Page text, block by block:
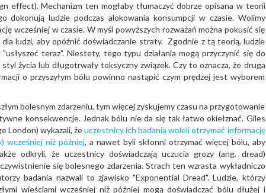
effect). Mechanizm ten mogłaby tłumaczyć dobrze opisana w teorii
dokonują ludzie podczas alokowania konsumpcji w czasie. Wolimy
wcześniej w czasie. W myśl powyższych rozważań można pokusić się
ludzi, aby opóźnić doświadczanie straty. Zgodnie z tą teorią, ludzie
teraz". Niestety, tego typu działania mogą przyczynić się do
życia lub długotrwały toksyczny związek. Czy to oznacza, że druga
o przyszyłym bólu powinno nastąpić czym prędzej jest wyborem
bolesnym zdarzeniu, tym więcej zyskujemy czasu na przygotowanie
konsekwencje. Jednak bólu nie da się tak łatwo okiełznać. Giles
London) wykazali, żeuczestnicy ich badania woleli otrzymać informację
wcześniej niż później, a nawet byli skłonni otrzymać więcej bólu, aby
odkryli, że uczestnicy doświadczają uczucia grozy (ang. dread)
się bolesnego zdarzenia. Strach ten wzrasta wykładniczo
badania nazwali to zjawisko "Exponential Dread". Ludzie, którzy
wieściami wcześniej niż później mogą doświadczać bólu dłużej i